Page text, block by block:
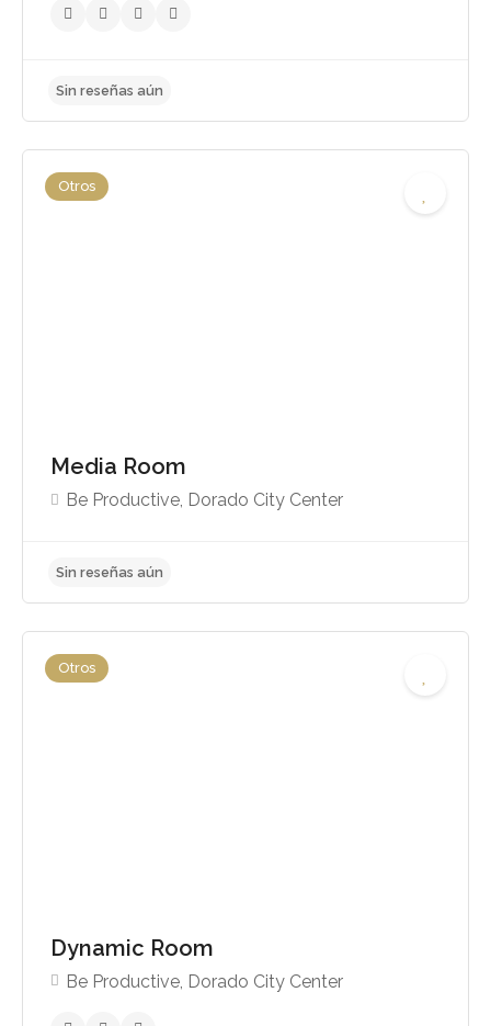
Otros
Media Room
Be Productive, Dorado City Center
Sin reseñas aún
Otros
Dynamic Room
Be Productive, Dorado City Center